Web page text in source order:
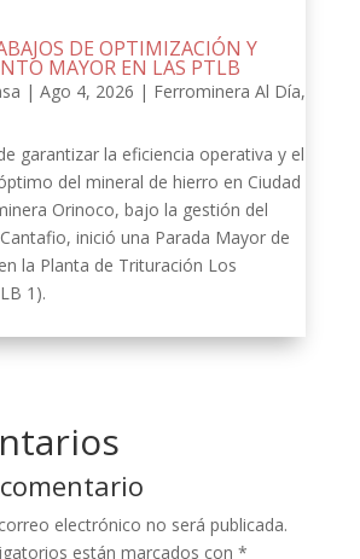
DE OPTIMIZACIÓN Y
MAYOR EN LAS PTLB
| Ago 4, 2026 | Ferrominera Al Día,
garantizar la eficiencia operativa y el
del mineral de hierro en Ciudad
Orinoco, bajo la gestión del
inició una Parada Mayor de
la Planta de Trituración Los
1).
electrónico no será publicada.
están marcados con *